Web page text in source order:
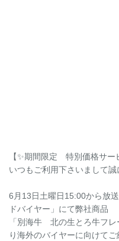
【✨期間限定 特別価格サー
いつもご利用下さいまして
6月13日土曜日15:00から放
ドバイヤー」にて弊社商品
「別海牛 北の生とろ牛フレ
り海外のバイヤーに向けて